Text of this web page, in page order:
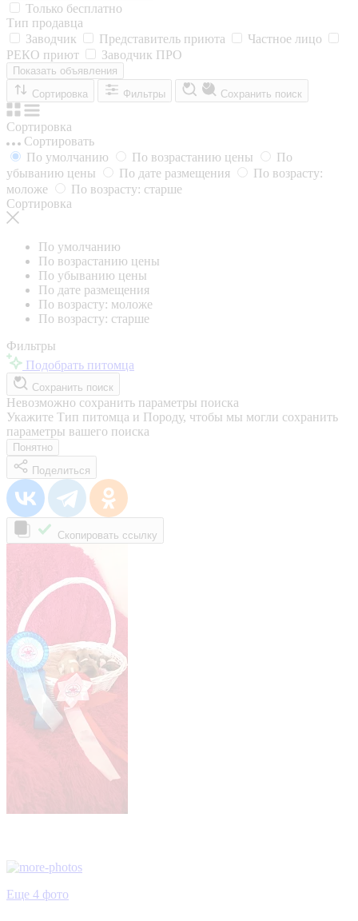
Только бесплатно
Тип продавца
Заводчик
Представитель приюта
Частное лицо
РЕКО приют
Заводчик ПРО
Показать объявления
Сортировка
Фильтры Сохранить поиск
Сортировка
Сортировать
По умолчанию
По возрастанию цены
По
убыванию цены
По дате размещения
По возрасту:
моложе
По возрасту: старше
Сортировка
По умолчанию
По возрастанию цены
По убыванию цены
По дате размещения
По возрасту: моложе
По возрасту: старше
Фильтры
Подобрать питомца
Сохранить поиск
Невозможно сохранить параметры поиска
Укажите Тип питомца и Породу, чтобы мы могли сохранить
параметры вашего поиска
Понятно
Поделиться
Скопировать ссылку
Еще 4 фото